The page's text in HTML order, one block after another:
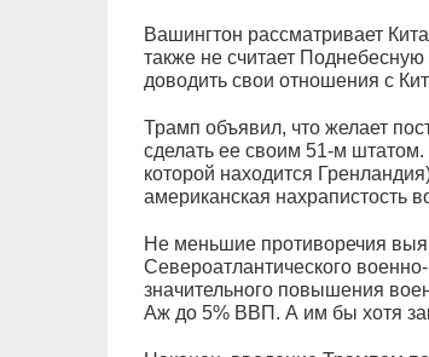
Вашингтон рассматривает
также не считает
доводить свои отношения с
Трамп объявил, что желает
сделать ее своим 51-м
которой находится
американская нахрапистость
Не меньшие противоречия
Североатлантического
значительного повышения
Аж до 5% ВВП. А им бы хотя